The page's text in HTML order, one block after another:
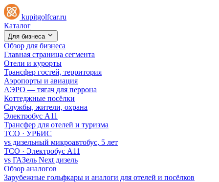
kupitgolfcar.ru
Каталог
Для бизнеса
Обзор для бизнеса
Главная страница сегмента
Отели и курорты
Трансфер гостей, территория
Аэропорты и авиация
АЭРО — тягач для перрона
Коттеджные посёлки
Службы, жители, охрана
Электробус А11
Трансфер для отелей и туризма
TCO · УРБИС
vs дизельный микроавтобус, 5 лет
TCO · Электробус А11
vs ГАЗель Next дизель
Обзор аналогов
Зарубежные гольфкары и аналоги для отелей и посёлков